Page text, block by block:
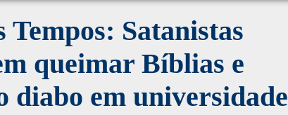
Tempos: Satanistas
queimar Bíblias e
diabo em universidade